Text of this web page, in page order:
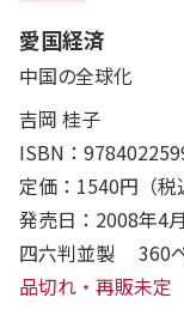
愛国経済
中国の全球化
吉岡 桂子
ISBN：
定価：1540円（税
発売日：2008年4
四六判並製 360
品切れ・再販未定